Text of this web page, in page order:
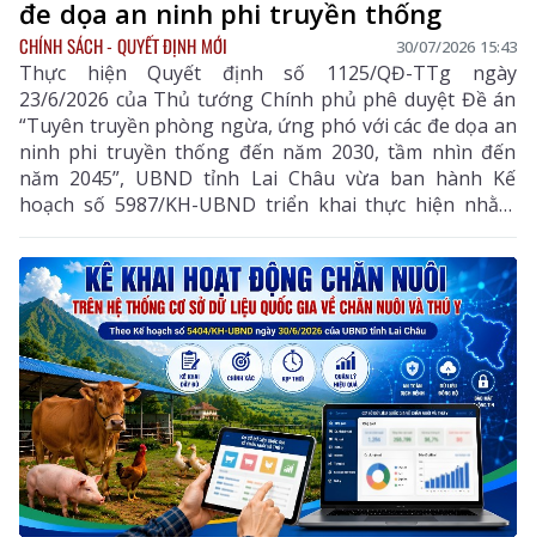
đe dọa an ninh phi truyền thống
CHÍNH SÁCH - QUYẾT ĐỊNH MỚI 30/07/2026 15:43
Thực hiện Quyết định số 1125/QĐ-TTg ngày
23/6/2026 của Thủ tướng Chính phủ phê duyệt Đề án
“Tuyên truyền phòng ngừa, ứng phó với các đe dọa an
ninh phi truyền thống đến năm 2030, tầm nhìn đến
năm 2045”, UBND tỉnh Lai Châu vừa ban hành Kế
hoạch số 5987/KH-UBND triển khai thực hiện nhằm
nâng cao nhận thức, năng lực phòng ngừa, ứng phó
với các mối đe dọa an ninh phi truyền thống trên địa
bàn tỉnh.